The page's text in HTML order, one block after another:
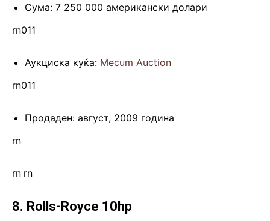
Сума: 7 250 000 американски долари
rn011
Аукциска куќа: Mecum Auction
rn011
Продаден: август, 2009 година
rn
rn rn
8. Rolls-Royce 10hp